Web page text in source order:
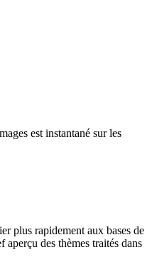
est instantané sur les
plus rapidement aux bases de
des thèmes traités dans